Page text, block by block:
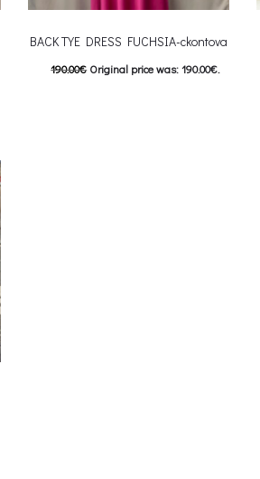
BACK TYE DRESS FUCHSIA-ckontova
190.00€ Original price was: 190.00€.